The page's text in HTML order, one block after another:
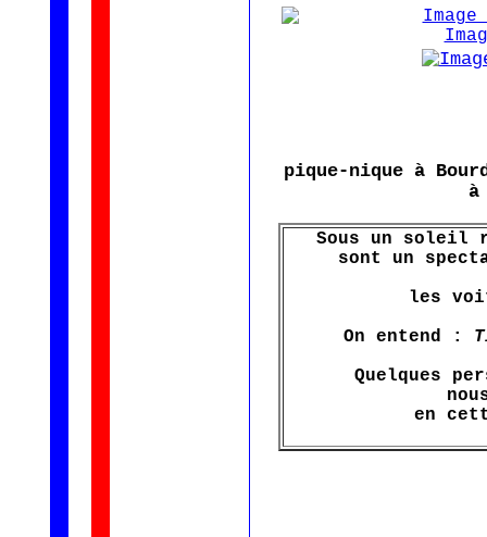
pique-nique à
à
Sous un soleil
sont un
les
On entend :
Quelques
en